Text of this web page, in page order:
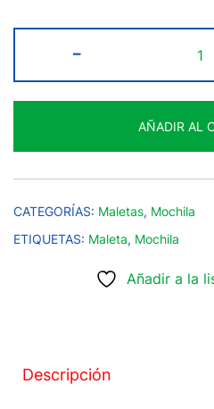
-
AÑADIR AL
CATEGORÍAS: Maletas, Mochila
ETIQUETAS: Maleta, Mochila
Añadir a la
Descripción